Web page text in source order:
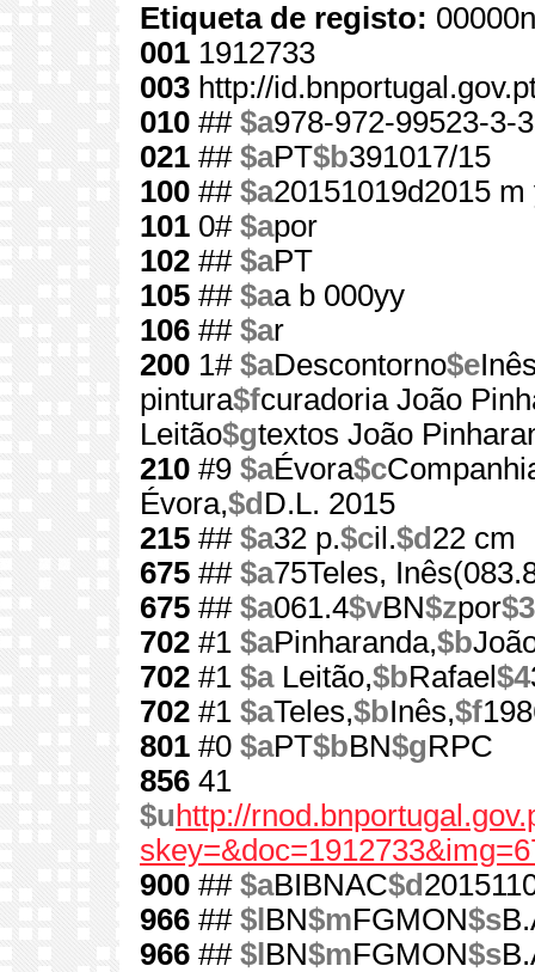
Etiqueta de registo:
001 1912733
003 http://
010 ## $a978-972-99523-3-3
021 ## $aPT$b391017/15
100 ## $a20151019d2015
101 0# $apor
102 ## $aPT
105 ## $aa b 000yy
106 ## $ar
200 1# $aDescontorno$e
pintura$fcuradoria João
Leitão$gtextos João
210 #9 $aÉvora$c
Évora,$d D.L. 2015
215 ## $a32 p.$cil.$d 22 cm
675 ## $a75Teles,
675 ## $a061.4$vBN$zpor$3
702 #1 $aPinharanda,$b
702 #1 $aLeitão,$bRafael $4
702 #1 $aTeles,$bInês,$f
801 #0 $aPT$bBN$gRPC
856 41
$u http://
900 ## $aBIBNAC$d
966 ## $l BN$mFGMON$s
966 ## $l BN$mFGMON$s